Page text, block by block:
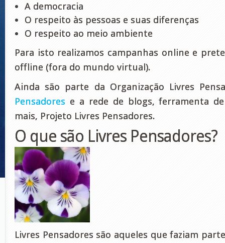
A democracia
O respeito às pessoas e suas diferenças
O respeito ao meio ambiente
Para isto realizamos campanhas online e
offline (fora do mundo virtual).
Ainda são parte da Organização Livres
Pensadores e a rede de blogs, ferramenta
mais, Projeto Livres Pensadores.
O que são Livres Pensadores?
Livres Pensadores são aqueles que faziam